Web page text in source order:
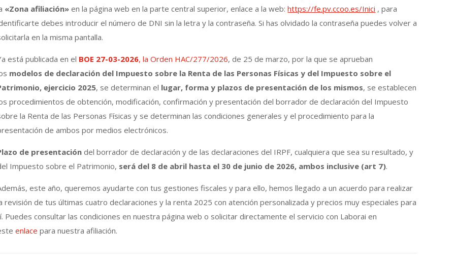
«Zona afiliación» en la página web en la parte central superior, enlace a la web:https://fe.pv.ccoo.es/Inici , para
debes introducir el número de DNI sin la letra y la contraseña. Si has olvidado la contraseña puedes volver a
en la misma pantalla.
está publicada en el BOE 27-03-2026, la Orden HAC/277/2026, de 25 de marzo, por la que se aprueban
modelos de declaración del Impuesto sobre la Renta de las Personas Físicas y del Impuesto sobre el
ejercicio 2025, se determinan el lugar, forma y plazos de presentación de los mismos, se establecen
procedimientos de obtención, modificación, confirmación y presentación del borrador de declaración del Impuesto
la Renta de las Personas Físicas y se determinan las condiciones generales y el procedimiento para la
de ambos por medios electrónicos.
de presentacióndel borrador de declaración y de las declaraciones del IRPF, cualquiera que sea su resultado, y
Impuesto sobre el Patrimonio, será del 8 de abril hasta el 30 de junio de 2026, ambos inclusive (art 7).
este año, queremos ayudarte con tus gestiones fiscales y para ello, hemos llegado a un acuerdo para realizar
revisión de tus últimas cuatro declaraciones y la renta 2025 con atención personalizada y precios muy especiales para
Puedes consultar las condiciones en nuestra página web o solicitar directamente el servicio con Laborai en
enlace para nuestra afiliación.